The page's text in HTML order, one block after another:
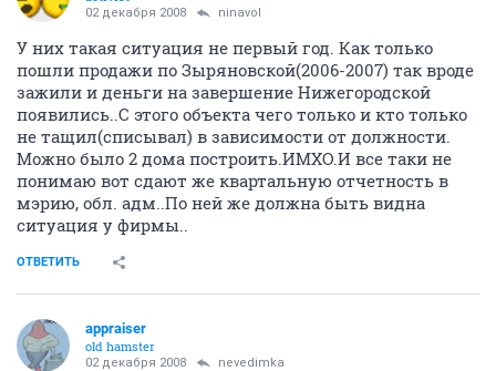
02 декабря 2008 ninavol
У них такая ситуация не первый год. Как только
пошли продажи по Зыряновской(2006-2007) так вроде
зажили и деньги на завершение Нижегородской
появились..С этого объекта чего только и кто только
не тащил(списывал) в зависимости от должности.
Можно было 2 дома построить.ИМХО.И все таки не
понимаю вот сдают же квартальную отчетность в
мэрию, обл. адм..По ней же должна быть видна
ситуация у фирмы..
ОТВЕТИТЬ
appraiser
old hamster
02 декабря 2008 nevedimka